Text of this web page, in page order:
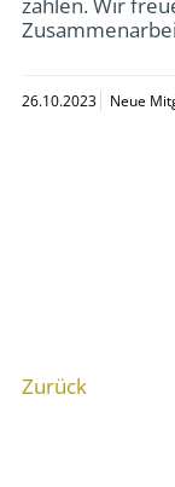
26.10.2023 Neue
Zurück